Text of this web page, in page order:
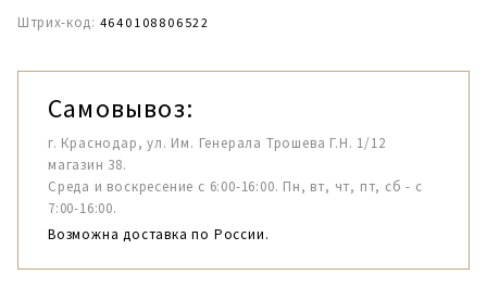
Штрих-код: 4640108806522
Самовывоз:
г. Краснодар, ул. Им. Генерала Трошева Г.Н. 1/12
магазин 38.
Среда и воскресение с 6:00-16:00. Пн, вт, чт, пт, сб - с
7:00-16:00.
Возможна доставка по России.